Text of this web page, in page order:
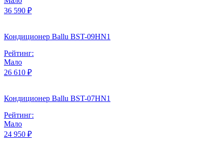
36 590 ₽
Кондиционер Ballu BST-09HN1
Рейтинг:
Мало
26 610 ₽
Кондиционер Ballu BST-07HN1
Рейтинг:
Мало
24 950 ₽